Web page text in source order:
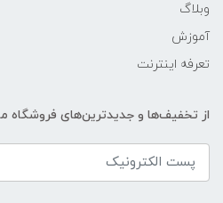
وبلاگ
آموزش
تعرفه اینترنت
از تخفیف‌ها و جدیدترین‌های فروشگاه